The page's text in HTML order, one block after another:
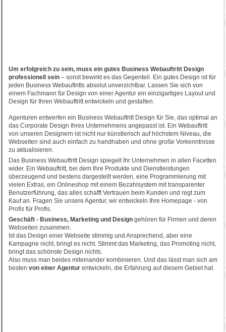
Um erfolgreich zu sein, muss ein gutes Business Webauftritt Design
professionell sein – sonst bewirkt es das Gegenteil. Ein gutes Design ist für
jeden Business Webauftritts absolut unverzichtbar. Lassen Sie sich von
einem Fachmann für Design von einer Agentur ein einzigartiges Layout und
Design für Ihren Webauftritt entwickeln und gestalten.
Agenturen entwerfen ein Business Webauftritt Design für Sie, das optimal an
das Corporate Design Ihres Unternehmens angepasst ist. Ein Webauftritt
von unseren Designern ist nicht nur künstlerisch auf höchstem Niveau, die
Webseiten sind auch einfach zu handhaben und ohne große Vorkenntnisse
zu aktualisieren.
Das Business Webauftritt Design spiegelt Ihr Unternehmen in allen Facetten
wider. Ein Webauftritt, bei dem Ihre Produkte und Dienstleistungen
überzeugend und bestens dargestellt werden, eine Programmierung mit
vielen Extras, ein Onlineshop mit einem Bezahlsystem mit transparenter
Benutzerführung, das alles schafft Vertrauen beim Kunden und regt zum
Kauf an. Fragen Sie unsere Agentur, wir entwickeln Ihre Homepage - von
Profis für Profis.
Geschäft - Business, Marketing und Design gehören für Firmen und deren
Webseiten zusammen.
Ist das Design einer Webseite stimmig und Ansprechend, aber eine
Kampagne nicht, bringt es nicht. Stimmt das Marketing, das Promoting nicht,
bringt das schönste Design nichts.
Also muss man beides miteinander kombinieren. Und das lässt man sich am
besten von einer Agentur entwickeln, die Erfahrung auf diesem Gebiet hat.